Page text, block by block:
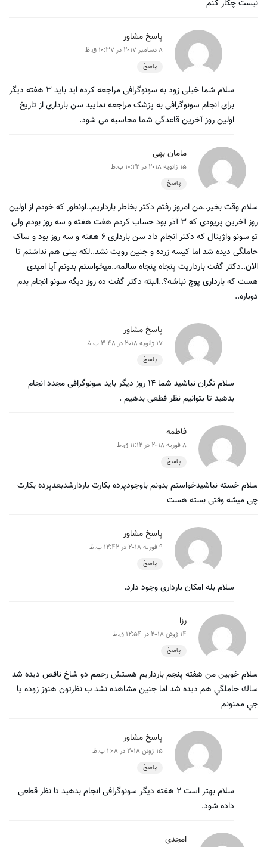
نیست چکار کنم
پاسخ مشاور
8 دسامبر 2017 در 10:37 ق.ظ
پاسخ
سلام شما خیلی زود به سونوگرافی مراجعه کرده اید باید ۳ هفته دیگر
برای انجام سونوگرافی به پزشک مراجعه نمایید سن بارداری از تاریخ
اولین روز آخرین قاعدگی شما محاسبه می شود.
مامان بهی
15 ژانویه 2018 در 10:22 ب.ظ
پاسخ
سلام وقت بخیر..من امروز رفتم دکتر بخاطر بارداریم..اونطور که خودم از اولین
روز آخرین پریودی که ۳ آذر بود حساب کردم هفت هفته و سه روز بودم ولی
تو سونو واژینال که دکتر انجام داد سن بارداری ۶ هفته و سه روز بود و ساک
حاملگی دیده شد اما کیسه زرده و جنین رویت نشد..لکه بینی هم نداشتم تا
الان..دکتر گفت بارداریت پنجاه پنجاه سالمه..میخواستم بدونم آیا امیدی
هست که بارداری پوچ نباشه؟..البته دکتر گفت ده روز دیگه سونو انجام بدم
دوباره..
پاسخ مشاور
17 ژانویه 2018 در 3:48 ب.ظ
پاسخ
سلام نگران نباشید شما ۱۴ روز دیگر باید سونوگرافی مجدد انجام
بدهید تا بتوانیم نظر قطعی بدهیم .
فاطمه
8 فوریه 2018 در 11:12 ق.ظ
پاسخ
سلام خسته نباشیدخواستم بدونم باوجودپرده بکارت باردارشدبعدپرده بکارت
چی میشه وقتی بسته هست
پاسخ مشاور
9 فوریه 2018 در 12:42 ب.ظ
پاسخ
سلام بله امکان بارداری وجود دارد.
رزا
14 ژوئن 2018 در 12:54 ق.ظ
پاسخ
سلام خوبين من هفته پنجم بارداريم هستش رحمم دو شاخ ناقص ديده شد
ساك حاملگي هم ديده شد اما جنين مشاهده نشد ب نظرتون هنوز زوده يا
جي ممنونم
پاسخ مشاور
15 ژوئن 2018 در 1:08 ب.ظ
پاسخ
سلام بهتر است ۲ هفته دیگر سونوگرافی انجام بدهید تا نظر قطعی
داده شود.
امجدی